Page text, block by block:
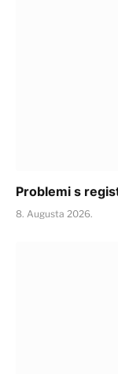
Problemi s
8. Augusta 2026.